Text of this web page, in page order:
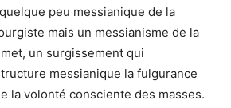
peu messianique de la
mais un messianisme de la
un surgissement qui
messianique la fulgurance
la volonté consciente des masses.